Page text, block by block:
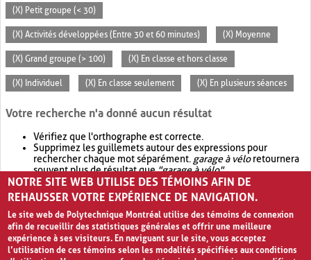
(X) Petit groupe (< 30)
(X) Activités développées (Entre 30 et 60 minutes) (X) Moyenne
(X) Grand groupe (> 100) (X) En classe et hors classe
(X) Individuel (X) En classe seulement (X) En plusieurs séances
Votre recherche n'a donné aucun résultat
Vérifiez que l'orthographe est correcte.
Supprimez les guillemets autour des expressions pour
rechercher chaque mot séparément. garage à véloretournera
souvent plus de résultat que"garage à vélo".
Envisagez d'élargir votre recherche avec OR.garage OR vélo
retournera souvent plus de résultat quegarage à vélo
NOTRE SITE WEB UTILISE DES TÉMOINS AFIN DE
REHAUSSER VOTRE EXPÉRIENCE DE NAVIGATION.
Le site web de Polytechnique Montréal utilise des témoins de connexion
afin de recueillir des statistiques générales et offrir une meilleure
expérience à ses visiteurs. En naviguant sur le site, vous acceptez
l’utilisation de ces témoins selon les modalités spécifiées aux conditions